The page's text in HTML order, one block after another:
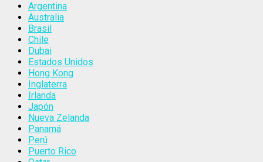
Argentina
Australia
Brasil
Chile
Dubai
Estados Unidos
Hong Kong
Inglaterra
Irlanda
Japón
Nueva Zelanda
Panamá
Perú
Puerto Rico